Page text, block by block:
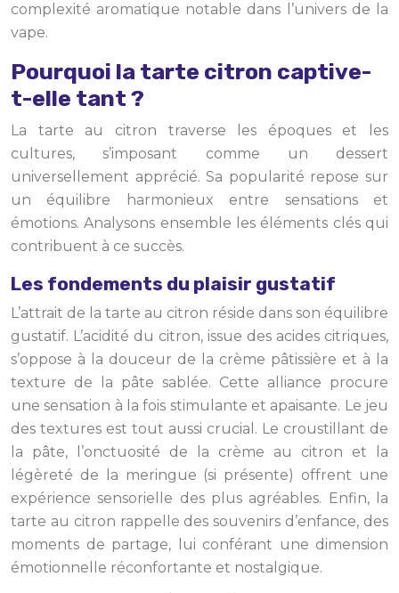
complexité aromatique notable dans l’univers de la
vape.
Pourquoi la tarte citron captive-
t-elle tant ?
La tarte au citron traverse les époques et les
cultures, s’imposant comme un dessert
universellement apprécié. Sa popularité repose sur
un équilibre harmonieux entre sensations et
émotions. Analysons ensemble les éléments clés qui
contribuent à ce succès.
Les fondements du plaisir gustatif
L’attrait de la tarte au citron réside dans son équilibre
gustatif. L’acidité du citron, issue des acides citriques,
s’oppose à la douceur de la crème pâtissière et à la
texture de la pâte sablée. Cette alliance procure
une sensation à la fois stimulante et apaisante. Le jeu
des textures est tout aussi crucial. Le croustillant de
la pâte, l’onctuosité de la crème au citron et la
légèreté de la meringue (si présente) offrent une
expérience sensorielle des plus agréables. Enfin, la
tarte au citron rappelle des souvenirs d’enfance, des
moments de partage, lui conférant une dimension
émotionnelle réconfortante et nostalgique.